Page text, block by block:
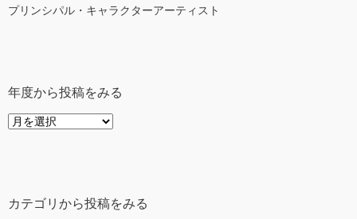
プリンシパル・キャラクターアーティスト
年度から投稿をみる
年
稿
カテゴリから投稿をみる